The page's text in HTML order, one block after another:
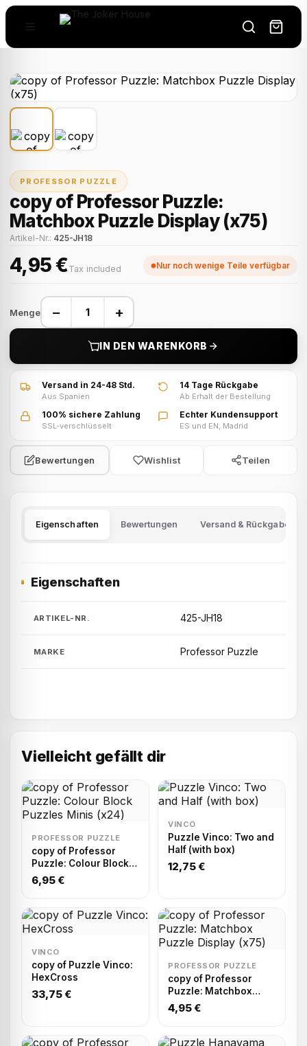
PROFESSOR PUZZLE
copy of Professor Puzzle:
Matchbox Puzzle Display (x75)
Artikel-Nr.: 425-JH18
4,95 €Tax included Nur noch wenige Teile verfügbar
Menge − +
IN DEN WARENKORB
Versand in 24-48 Std.
Aus Spanien
14 Tage Rückgabe
Ab Erhalt der Bestellung
100% sichere Zahlung
SSL-verschlüsselt
Echter Kundensupport
ES und EN, Madrid
Bewertungen Wishlist Teilen
Eigenschaften Bewertungen Versand & Rückgabe
Eigenschaften
ARTIKEL-NR. 425-JH18
MARKE Professor Puzzle
Vielleicht gefällt dir
PROFESSOR PUZZLE
copy of Professor
Puzzle: Colour Block
Puzzles Minis (x24)
6,95 €
VINCO
Puzzle Vinco: Two and
Half (with box)
12,75 €
VINCO
copy of Puzzle Vinco:
HexCross
33,75 €
PROFESSOR PUZZLE
copy of Professor
Puzzle: Matchbox
Puzzle Display (x75)
4,95 €